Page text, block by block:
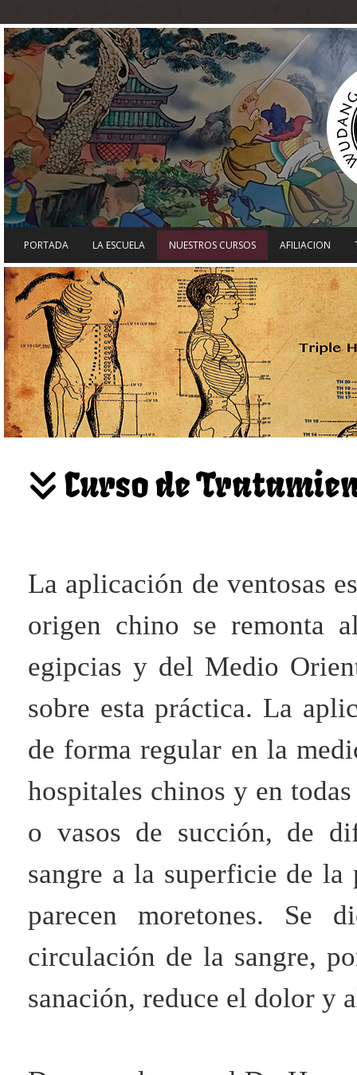
PORTADA LA ESCUELA NUESTROS CURSOS AFILIACION
Curso de
La aplicación de ventosas
origen chino se remonta
egipcias y del Medio
sobre esta práctica. La
de forma regular en la
hospitales chinos y en
o vasos de succión, de
sangre a la superficie de la
parecen moretones. Se
circulación de la sangre,
sanación, reduce el dolor y